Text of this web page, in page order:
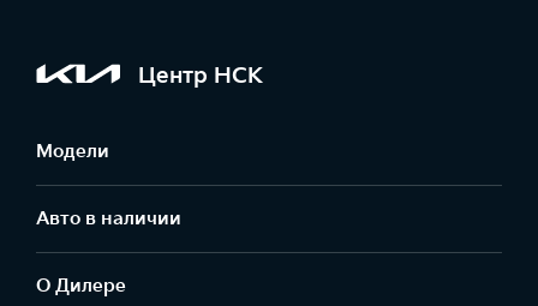
Центр НСК
Модели
Авто в наличии
О Дилере